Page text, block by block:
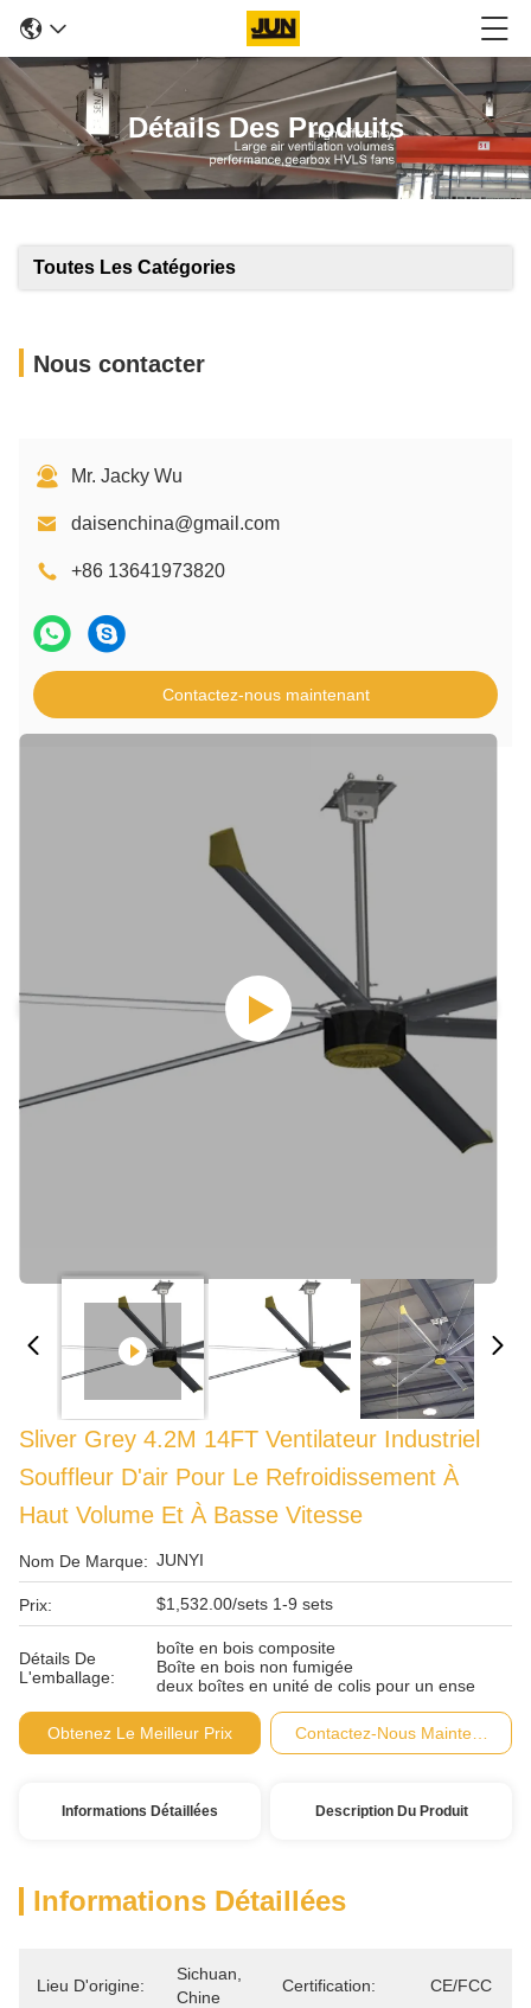
Détails Des Produits
Toutes Les Catégories
Nous contacter
Mr. Jacky Wu
daisenchina@gmail.com
+86 13641973820
Contactez-nous maintenant
Sliver Grey 4.2M 14FT Ventilateur Industriel
Souffleur D'air Pour Le Refroidissement À
Haut Volume Et À Basse Vitesse
Nom De Marque: JUNYI
Prix: $1,532.00/sets 1-9 sets
Détails De
L'emballage:
boîte en bois composite
Boîte en bois non fumigée
deux boîtes en unité de colis pour un ense
Obtenez Le Meilleur Prix Contactez-Nous Maintenant
Informations Détaillées Description Du Produit
Informations Détaillées
Lieu D'origine:
Sichuan,
Chine
Certification: CE/FCC